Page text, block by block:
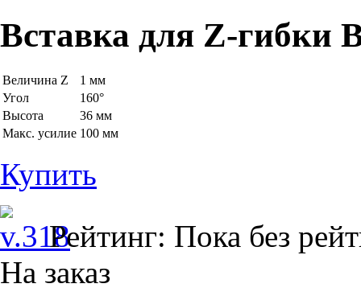
Вставка для Z-гибки
Величина Z
1 мм
Угол
160°
Высота
36 мм
Макс. усилие 100 мм
Купить
Рейтинг: Пока без
На заказ